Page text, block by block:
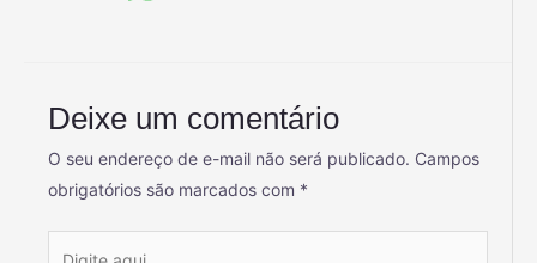
Deixe um comentário
O seu endereço de e-mail não será publicado. Campos
obrigatórios são marcados com *